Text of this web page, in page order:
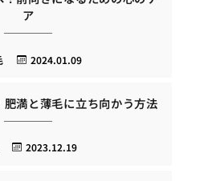
ア
2024.01.09
満と薄毛に立ち向かう方法
2023.12.19